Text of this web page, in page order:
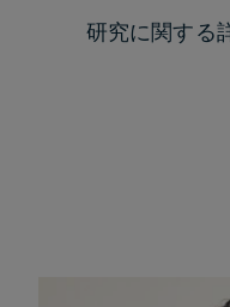
研究に関する